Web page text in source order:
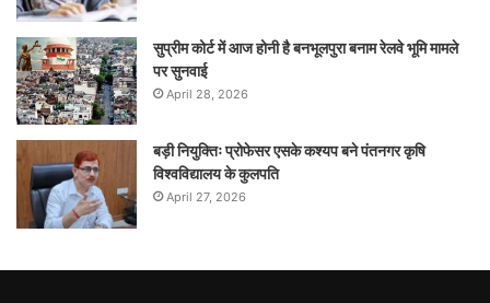
सुप्रीम कोर्ट में आज होनी है बनभूलपुरा बनाम रेलवे भूमि मामले
पर सुनवाई
April 28, 2026
बड़ी नियुक्तिः प्रोफेसर एसके कश्यप बने पंतनगर कृषि
विश्वविद्यालय के कुलपति
April 27, 2026